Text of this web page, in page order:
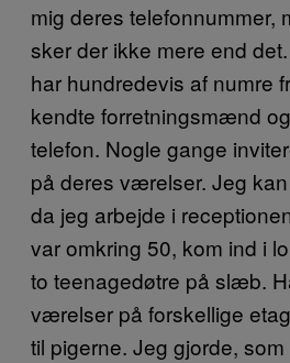
mig deres telefonnummer,
sker der ikke mere end
har hundredevis af numre
kendte forretningsmænd
telefon. Nogle gange
på deres værelser. Jeg
da jeg arbejde i
var omkring 50, kom ind i
to teenagedøtre på slæb.
værelser på forskellige
til pigerne. Jeg gjorde,